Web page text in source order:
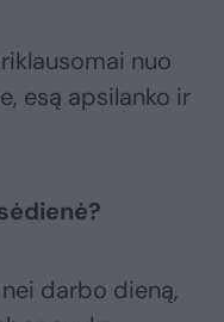
nuo
esą apsilanko ir
darbo dieną,